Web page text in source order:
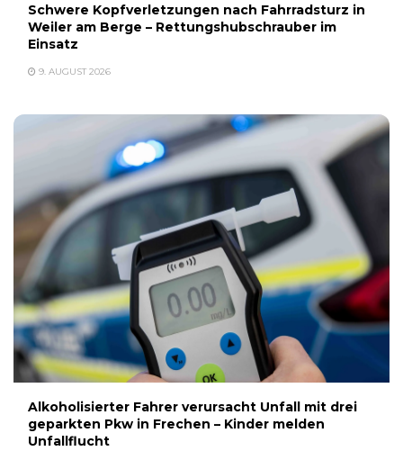
Schwere Kopfverletzungen nach Fahrradsturz in
Weiler am Berge – Rettungshubschrauber im
Einsatz
9. AUGUST 2026
Alkoholisierter Fahrer verursacht Unfall mit drei
geparkten Pkw in Frechen – Kinder melden
Unfallflucht